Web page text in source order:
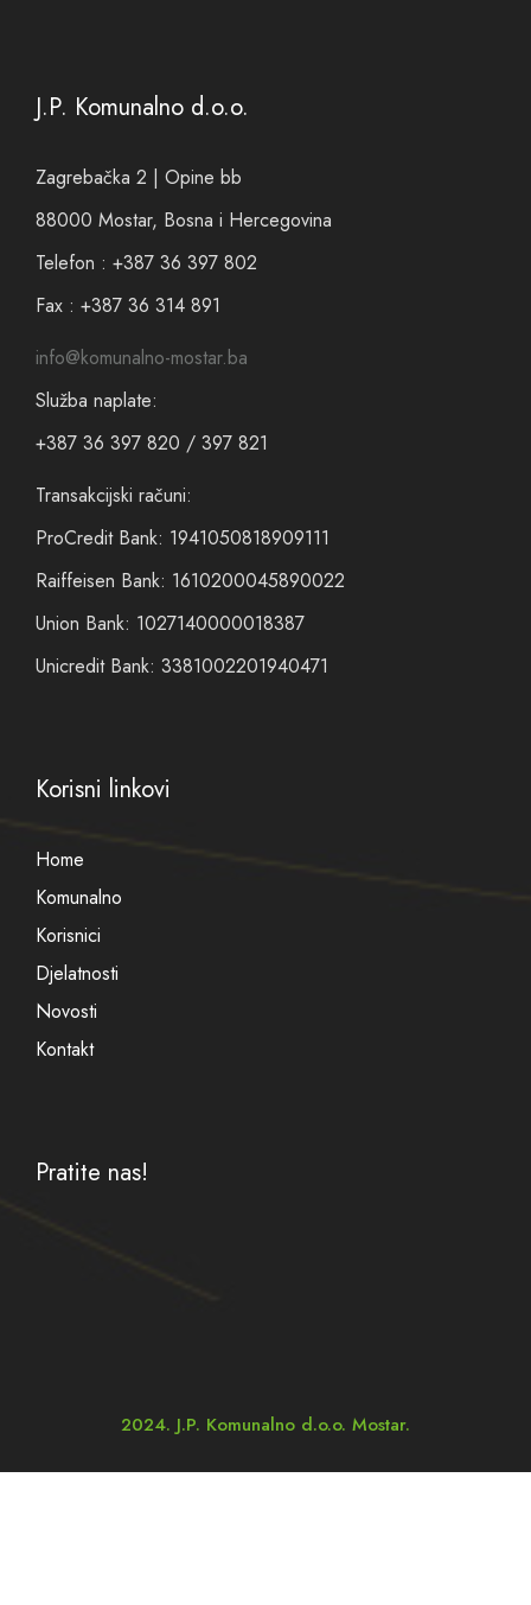
J.P. Komunalno d.o.o.
Zagrebačka 2 | Opine bb
88000 Mostar, Bosna i Hercegovina
Telefon : +387 36 397 802
Fax : +387 36 314 891
info@komunalno-mostar.ba
Služba naplate:
+387 36 397 820 / 397 821
Transakcijski računi:
ProCredit Bank: 1941050818909111
Raiffeisen Bank: 1610200045890022
Union Bank: 1027140000018387
Unicredit Bank: 3381002201940471
Korisni linkovi
Home
Komunalno
Korisnici
Djelatnosti
Novosti
Kontakt
Pratite nas!
2024. J.P. Komunalno d.o.o. Mostar.